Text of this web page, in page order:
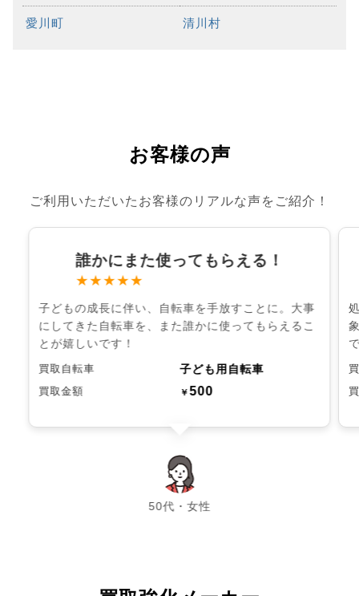
愛川町 清川村
お客様の声
ご利用いただいたお客様のリアルな声をご紹介！
誰かにまた使ってもらえる！
★★★★★
子どもの成長に伴い、自転車を手放すことに。大事
にしてきた自転車を、また誰かに使ってもらえるこ
とが嬉しいです！
買取自転車 子ども用自転車
買取金額 ￥500
50代・女性
chevron_left chevron_right